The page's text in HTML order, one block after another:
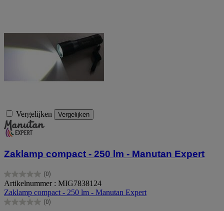
Vergelijken Vergelijken
Zaklamp compact - 250 lm - Manutan Expert
(0)
0.0
van
de
5
Artikelnummer : MIG7838124
Zaklamp compact - 250 lm - Manutan Expert
(0)
0.0